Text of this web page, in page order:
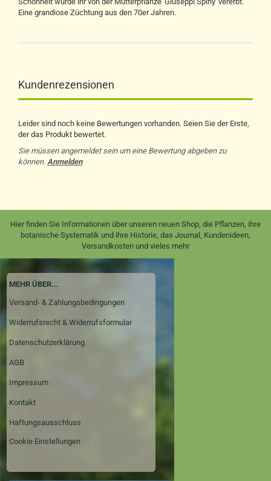
Eine grandiose Züchtung aus den 70er Jahren.
Kundenrezensionen
Leider sind noch keine Bewertungen vorhanden. Seien Sie der Erste,
der das Produkt bewertet.
Sie müssen angemeldet sein um eine Bewertung abgeben zu
können. Anmelden
Hier finden Sie Informationen über unseren neuen Shop, die Pflanzen, ihre
botanische Systematik und ihre Historie, das Journal, Kundenideen,
Versandkosten und vieles mehr
MEHR ÜBER...
Versand- & Zahlungsbedingungen
Widerrufsrecht & Widerrufsformular
Datenschutzerklärung
AGB
Impressum
Kontakt
Haftungsausschluss
Cookie Einstellungen